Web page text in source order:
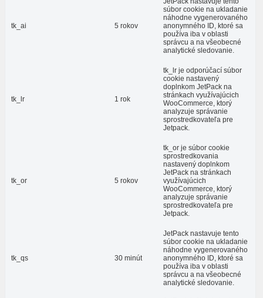
tk_ai 5 rokov
súbor cookie na ukladanie
náhodne vygenerovaného
anonymného ID, ktoré sa
používa iba v oblasti
správcu a na všeobecné
analytické sledovanie.
tk_lr 1 rok
tk_lr je odporúčací súbor
cookie nastavený
doplnkom JetPack na
stránkach využívajúcich
WooCommerce, ktorý
analyzuje správanie
sprostredkovateľa pre
Jetpack.
tk_or 5 rokov
tk_or je súbor cookie
sprostredkovania
nastavený doplnkom
JetPack na stránkach
využívajúcich
WooCommerce, ktorý
analyzuje správanie
sprostredkovateľa pre
Jetpack.
tk_qs 30 minút
JetPack nastavuje tento
súbor cookie na ukladanie
náhodne vygenerovaného
anonymného ID, ktoré sa
používa iba v oblasti
správcu a na všeobecné
analytické sledovanie.